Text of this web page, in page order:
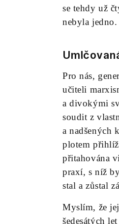
se tehdy už
nebyla jedno.
Pro nás,
učiteli
a divokými
soudit z
a nadšených
plotem
přitahována
praxí, s níž
stal a zůstal
Myslím, že
šedesátých